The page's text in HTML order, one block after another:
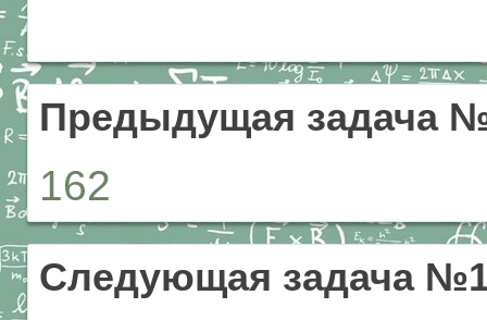
Предыдущая задача
162
Следующая задача